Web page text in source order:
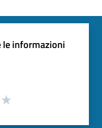
le informazioni